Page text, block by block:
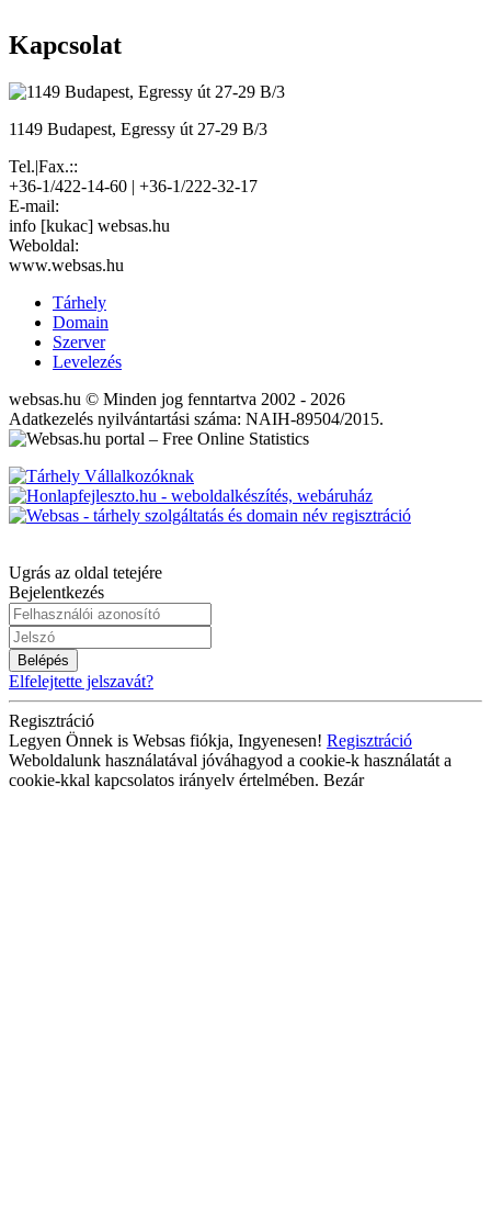
Kapcsolat
1149 Budapest, Egressy út 27-29 B/3
Tel.|Fax.::
+36-1/422-14-60 | +36-1/222-32-17
E-mail:
info [kukac] websas.hu
Weboldal:
www.websas.hu
Tárhely
Domain
Szerver
Levelezés
websas.hu © Minden jog fenntartva 2002 - 2026
Adatkezelés nyilvántartási száma: NAIH-89504/2015.
Ugrás az oldal tetejére
Bejelentkezés
Belépés
Elfelejtette jelszavát?
Regisztráció
Legyen Önnek is Websas fiókja, Ingyenesen! Regisztráció
Weboldalunk használatával jóváhagyod a cookie-k használatát a
cookie-kkal kapcsolatos irányelv értelmében. Bezár